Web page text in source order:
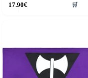
17.90€ 🛒